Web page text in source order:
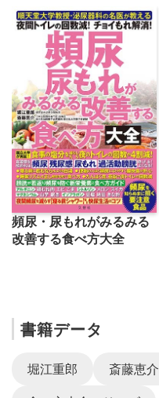
頻尿・尿もれがみるみる
改善する食べ方大全
書籍データ
堀江重郎 斎藤恵介